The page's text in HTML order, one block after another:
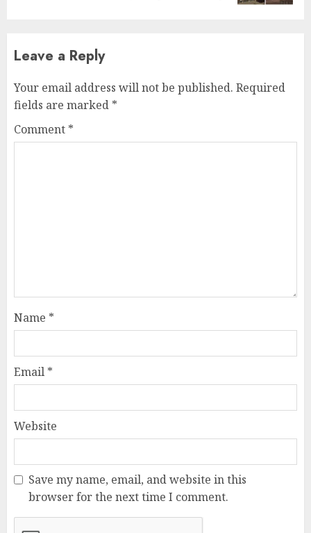
Leave a Reply
Your email address will not be published. Required
fields are marked *
Comment *
Name *
Email *
Website
Save my name, email, and website in this
browser for the next time I comment.